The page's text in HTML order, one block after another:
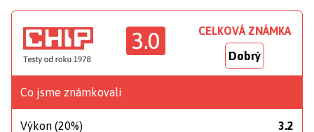
3.0 CELKOVÁ ZNÁMKA
Dobrý
Co jsme známkovali
Výkon (20%) 3.2